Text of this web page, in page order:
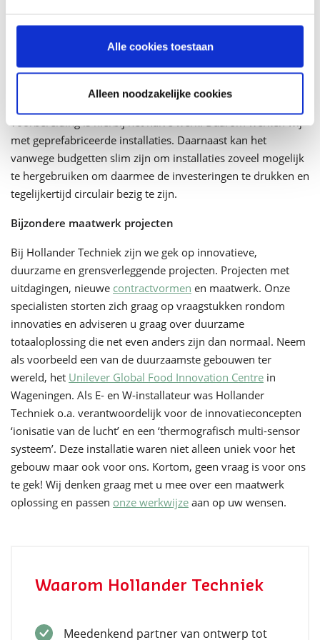
Alle cookies toestaan
Alleen noodzakelijke cookies
Hollander Techniek heeft de aflopen jaren meegewerkt aan
tientallen transformatieprojecten. Wij denken bij deze
projecten graag mee over de integratie van de aan te leggen
of her te gebruiken technische voorzieningen. Een goede
voorbereiding is hierbij het halve werk. Daarom werken wij
met geprefabriceerde installaties. Daarnaast kan het
vanwege budgetten slim zijn om installaties zoveel mogelijk
te hergebruiken om daarmee de investeringen te drukken en
tegelijkertijd circulair bezig te zijn.
Bijzondere maatwerk projecten
Bij Hollander Techniek zijn we gek op innovatieve,
duurzame en grensverleggende projecten. Projecten met
uitdagingen, nieuwe contractvormen en maatwerk. Onze
specialisten storten zich graag op vraagstukken rondom
innovaties en adviseren u graag over duurzame
totaaloplossing die net even anders zijn dan normaal. Neem
als voorbeeld een van de duurzaamste gebouwen ter
wereld, het Unilever Global Food Innovation Centre in
Wageningen. Als E- en W-installateur was Hollander
Techniek o.a. verantwoordelijk voor de innovatieconcepten
‘ionisatie van de lucht’ en een ‘thermografisch multi-sensor
systeem’. Deze installatie waren niet alleen uniek voor het
gebouw maar ook voor ons. Kortom, geen vraag is voor ons
te gek! Wij denken graag met u mee over een maatwerk
oplossing en passen onze werkwijze aan op uw wensen.
Waarom Hollander Techniek
Meedenkend partner van ontwerp tot